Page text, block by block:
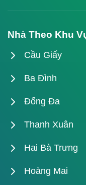
Nhà Theo Khu
Cầu Giấy
Ba Đình
Đống Đa
Thanh Xuân
Hai Bà Trưng
Hoàng Mai